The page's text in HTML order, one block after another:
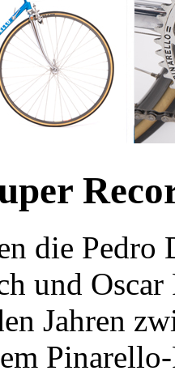
die
und Oscar
Jahren